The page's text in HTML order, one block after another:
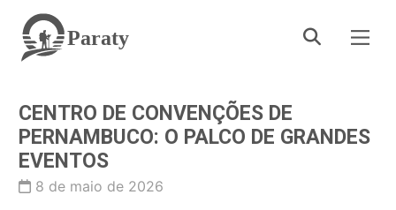
Paraty
CENTRO DE CONVENÇÕES DE
PERNAMBUCO: O PALCO DE GRANDES
EVENTOS
8 de maio de 2026